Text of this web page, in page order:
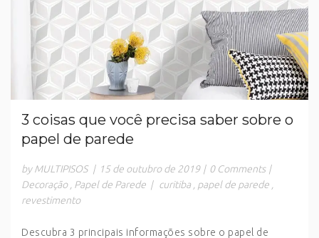
3 coisas que você precisa saber sobre o
papel de parede
by MULTIPISOS | 15 de outubro de 2019 | 0 Comments |
Decoração
Papel de Parede | curitiba papel de parede
revestimento
Descubra 3 principais informações sobre o papel de